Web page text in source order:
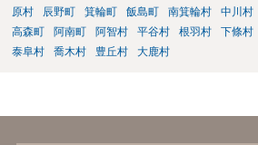
原村
辰野町 箕輪町 飯島町 南箕輪村 中川村
高森町
阿南町 阿智村 平谷村 根羽村 下條村
泰阜村
喬木村 豊丘村 大鹿村